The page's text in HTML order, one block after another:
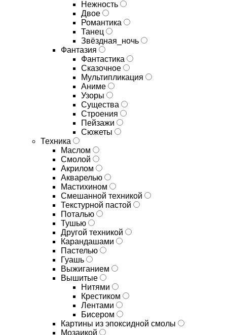
Нежность
Двое
Романтика
Танец
Звёздная_ночь
Фантазия
Фантастика
Сказочное
Мультипликация
Аниме
Узоры
Существа
Строения
Пейзажи
Сюжеты
Техника
Маслом
Смолой
Акрилом
Акварелью
Мастихином
Смешанной техникой
Текстурной пастой
Поталью
Тушью
Другой техникой
Карандашами
Пастелью
Гуашь
Выжиганием
Вышитые
Нитями
Крестиком
Лентами
Бисером
Картины из эпоксидной смолы
Мозаикой